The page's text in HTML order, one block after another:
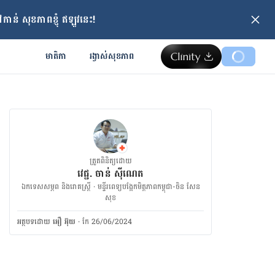
ន់ សុខភាពខ្ញុំ ឥឡូវនេះ!
មាតិកា រង្វាស់​សុខភាព
ត្រួតពិនិត្យដោយ
វេជ្ជ. ចាន់ ស៊ីណេត
ឯកទេសសម្ភព និងរោគស្ត្រី · ម​ន្ទីរពេទ្យបង្អែកមិត្តភាពកម្ពុជា-ចិន សែន
សុខ
អត្ថបទ​ដោយ អឿ អ៊ុយ ·កែ 26/06/2024